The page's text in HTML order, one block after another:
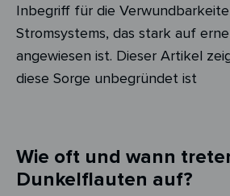
Inbegriff für die
Stromsystems, das stark auf
angewiesen ist. Dieser Artikel
diese Sorge unbegründet ist
Wie oft und wann
Dunkelflauten auf?